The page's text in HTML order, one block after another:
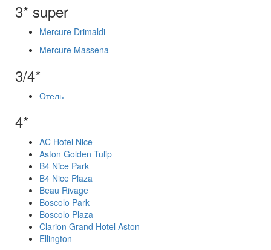
3* super
Mercure Drimaldi
Mercure Massena
3/4*
Отель
4*
AC Hotel Nice
Aston Golden Tulip
B4 Nice Park
B4 Nice Plaza
Beau Rivage
Boscolo Park
Boscolo Plaza
Clarion Grand Hotel Aston
Ellington